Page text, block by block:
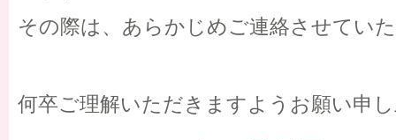
その際は、あらかじめご連絡させてい
何卒ご理解いただきますようお願い申